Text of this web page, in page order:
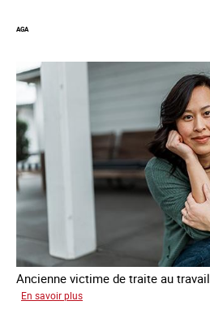
AGA
Ancienne victime de traite au travail
En savoir plus